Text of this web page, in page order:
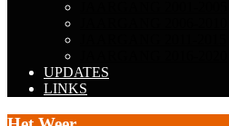
UPDATES
LINKS